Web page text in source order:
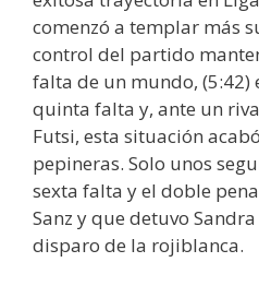
comenzó a templar más
control del partido
falta de un mundo, (5:42)
quinta falta y, ante un
Futsi, esta situación
pepineras. Solo unos
sexta falta y el doble
Sanz y que detuvo
disparo de la rojiblanca.